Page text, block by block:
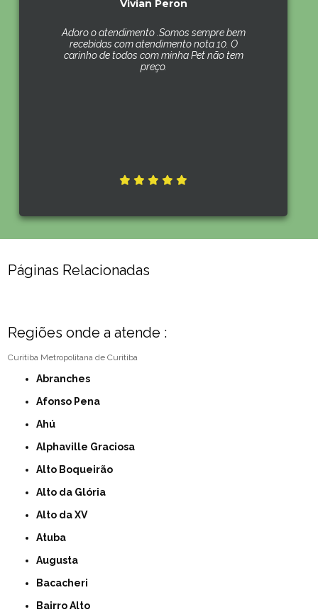
Vivian Peron
Adoro o atendimento .Somos sempre bem
recebidas com atendimento nota 10. O
carinho de todos com minha Pet não tem
preço.
Páginas Relacionadas
Regiões onde a atende :
Curitiba Metropolitana de Curitiba
Abranches
Afonso Pena
Ahú
Alphaville Graciosa
Alto Boqueirão
Alto da Glória
Alto da XV
Atuba
Augusta
Bacacheri
Bairro Alto